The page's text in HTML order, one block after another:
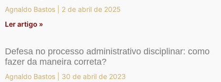
Agnaldo Bastos
2 de abril de 2025
Ler artigo »
Defesa no processo administrativo disciplinar: como
fazer da maneira correta?
Agnaldo Bastos
30 de abril de 2023